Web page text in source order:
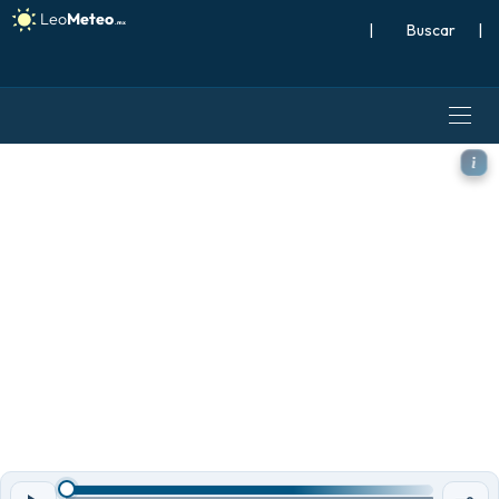
| |
GFS modelo - Estados